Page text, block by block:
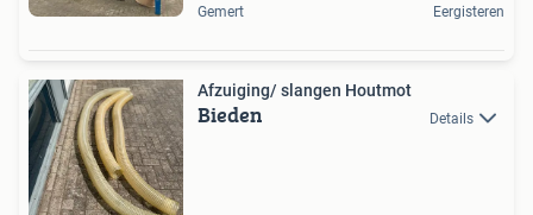
Gemert Eergisteren
Afzuiging/ slangen Houtmot
Bieden Details